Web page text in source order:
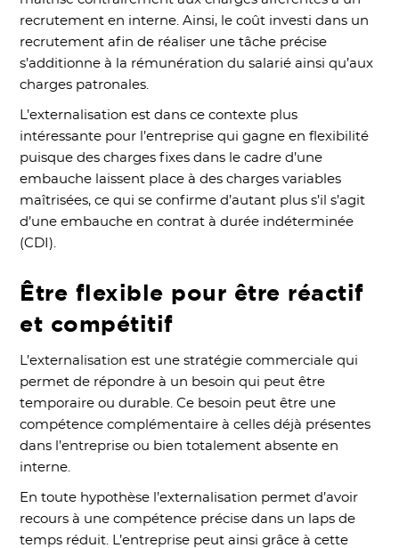
recrutement en interne. Ainsi, le coût investi dans un
recrutement afin de réaliser une tâche précise
s’additionne à la rémunération du salarié ainsi qu’aux
charges patronales.
L’externalisation est dans ce contexte plus
intéressante pour l’entreprise qui gagne en flexibilité
puisque des charges fixes dans le cadre d’une
embauche laissent place à des charges variables
maîtrisées, ce qui se confirme d’autant plus s’il s’agit
d’une embauche en contrat à durée indéterminée
(CDI).
Être flexible pour être réactif
et compétitif
L’externalisation est une stratégie commerciale qui
permet de répondre à un besoin qui peut être
temporaire ou durable. Ce besoin peut être une
compétence complémentaire à celles déjà présentes
dans l’entreprise ou bien totalement absente en
interne.
En toute hypothèse l’externalisation permet d’avoir
recours à une compétence précise dans un laps de
temps réduit. L’entreprise peut ainsi grâce à cette